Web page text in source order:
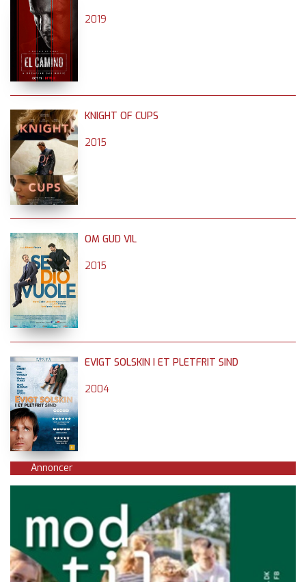
2019
KNIGHT OF CUPS
2015
OM GUD VIL
2015
EVIGT SOLSKIN I ET PLETFRIT SIND
2004
Annoncer